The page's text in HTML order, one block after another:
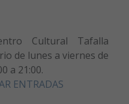
Cultural Tafalla
de lunes a viernes de
a 21:00.
ENTRADAS